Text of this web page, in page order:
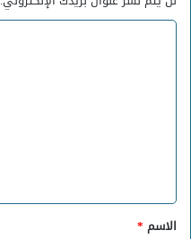
*
الاسم *